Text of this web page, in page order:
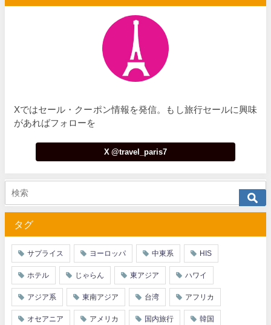
JTB) ルフトハンザドイツ航空便(航空券+ホテル) 最大120,000円OFFク
JTB) KLMオランダ航空便(航空券+ホテル) 最大120,000円OFFク
JTB) オーストリア航空便(航空券+ホテル) 最大120,000円OFFク
07/01 JTB) アメリカン航空便(航空券+ホテル) 最大40,000円OFFクー
JTB) エアカナダ便(航空券+ホテル) 最大40,000円OFFクー
07/01 JTB) カンタス航空便(航空券+ホテル) 最大40,000円OFFク
07/01 JTB) ニュージーランド航空便(航空券+ホテル) 最大40,000円OFFク
07/01
07/01 JTB) チャイナエアライン便(航空券) 最大20,000円OFFクー
07/01 JTB) 大韓航空便(航空券+ホテル・ソウル行き) 最大28,000円OFFク
07/01 JTB) 大韓航空便(航空券・ソウル行き) 最大20,000円OFFク
07/01 Trip.com) 海外ホテル2%OFFクーポン TRIP1
Xではセール・クーポン情報を発信。もし旅行セールに興味
があればフォローを
X @travel_paris7
タグ
サプライス ヨーロッパ 中東系 HIS
ホテル じゃらん 東アジア ハワイ
アジア系 東南アジア 台湾 アフリカ
オセアニア アメリカ 国内旅行 韓国